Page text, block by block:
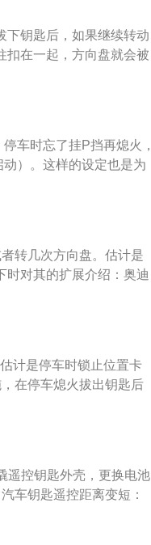
按钮，用于远距离唤醒
在的汽车都增设有方向
即处于方向盘锁死状
下钥匙后，如果继续转动
扣在一起，方向盘就会被
hold键长按几秒开启后备
动机按钮。在远程距离
天时，可以提前调整车
车时忘了挂P挡再熄火，
）。这样的设定也是为
且是在毫不知情的情况
而是在拔下车钥匙后，
转向锁销和转向柱扣在
。这个功能是大部分车
晃方向盘边拧钥匙，否则
转几次方向盘。估计是
时对其的扩展介绍：奥迪
风格。紧凑的外型，晰的
火拔出钥匙后再转动方
计是停车时锁止位置卡
在停车熄火拔出钥匙后
。2、解决方式：插入
向锁销和转向柱扣在一
。
遥控钥匙外壳，更换电池
车钥匙遥控距离变短：
就需要靠近车子，甚至